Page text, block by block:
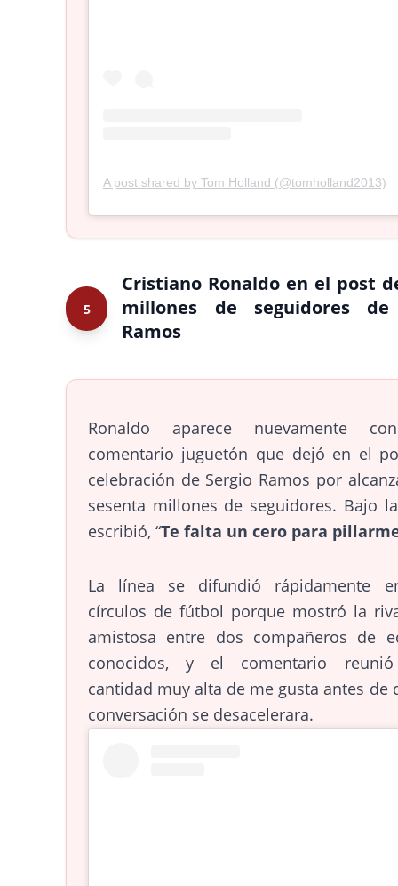
A post shared by Tom Holland (@tomholland2013)
5
Cristiano Ronaldo en el post
millones de seguidores de
Ramos
Ronaldo aparece nuevamente
comentario juguetón que dejó en el
celebración de Sergio Ramos por
sesenta millones de seguidores. Bajo
escribió, “Te falta un cero para
La línea se difundió rápidamente
círculos de fútbol porque mostró la
amistosa entre dos compañeros de
conocidos, y el comentario
cantidad muy alta de me gusta antes de
conversación se desacelerara.